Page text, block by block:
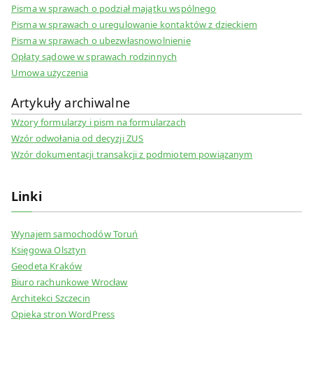
Pisma w sprawach o podział majątku wspólnego
Pisma w sprawach o uregulowanie kontaktów z dzieckiem
Pisma w sprawach o ubezwłasnowolnienie
Opłaty sądowe w sprawach rodzinnych
Umowa użyczenia
Artykuły archiwalne
Wzory formularzy i pism na formularzach
Wzór odwołania od decyzji ZUS
Wzór dokumentacji transakcji z podmiotem powiązanym
Linki
Wynajem samochodów Toruń
Księgowa Olsztyn
Geodeta Kraków
Biuro rachunkowe Wrocław
Architekci Szczecin
Opieka stron WordPress